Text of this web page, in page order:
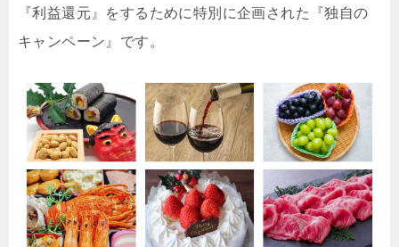
『利益還元』をするために特別に企画された『独自の
キャンペーン』です。